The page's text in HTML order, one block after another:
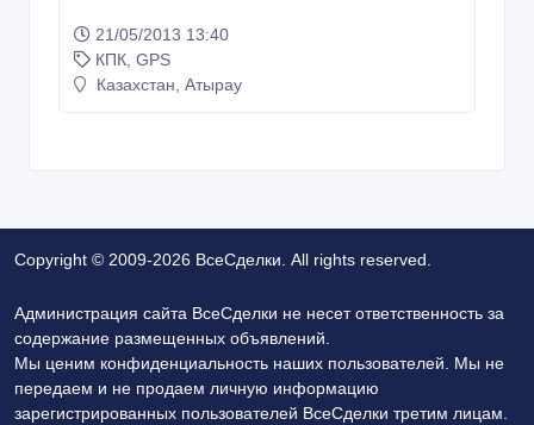
21/05/2013 13:40
КПК, GPS
Казахстан, Атырау
Copyright © 2009-2026 ВсеСделки. All rights reserved.
Администрация сайта ВсеСделки не несет ответственность за
содержание размещенных объявлений.
Мы ценим конфиденциальность наших пользователей. Мы не
передаем и не продаем личную информацию
зарегистрированных пользователей ВсеСделки третим лицам.